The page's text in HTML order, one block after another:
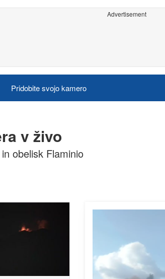
Advertisement
Pridobite svojo kamero
v živo
obelisk Flaminio